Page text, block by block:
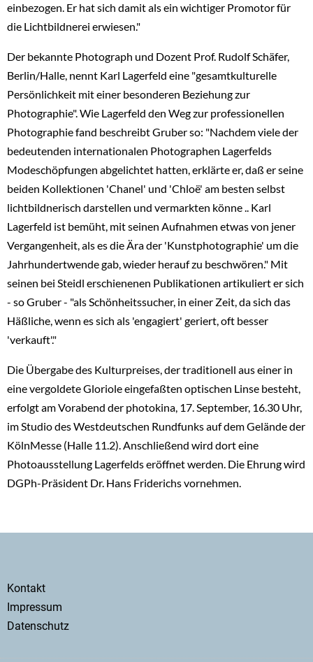
einbezogen. Er hat sich damit als ein wichtiger Promotor für
die Lichtbildnerei erwiesen."
Der bekannte Photograph und Dozent Prof. Rudolf Schäfer,
Berlin/Halle, nennt Karl Lagerfeld eine "gesamtkulturelle
Persönlichkeit mit einer besonderen Beziehung zur
Photographie". Wie Lagerfeld den Weg zur professionellen
Photographie fand beschreibt Gruber so: "Nachdem viele der
bedeutenden internationalen Photographen Lagerfelds
Modeschöpfungen abgelichtet hatten, erklärte er, daß er seine
beiden Kollektionen 'Chanel' und 'Chloë' am besten selbst
lichtbildnerisch darstellen und vermarkten könne .. Karl
Lagerfeld ist bemüht, mit seinen Aufnahmen etwas von jener
Vergangenheit, als es die Ära der 'Kunstphotographie' um die
Jahrhundertwende gab, wieder herauf zu beschwören." Mit
seinen bei Steidl erschienenen Publikationen artikuliert er sich
- so Gruber - "als Schönheitssucher, in einer Zeit, da sich das
Häßliche, wenn es sich als 'engagiert' geriert, oft besser
'verkauft'."
Die Übergabe des Kulturpreises, der traditionell aus einer in
eine vergoldete Gloriole eingefaßten optischen Linse besteht,
erfolgt am Vorabend der photokina, 17. September, 16.30 Uhr,
im Studio des Westdeutschen Rundfunks auf dem Gelände der
KölnMesse (Halle 11.2). Anschließend wird dort eine
Photoausstellung Lagerfelds eröffnet werden. Die Ehrung wird
DGPh-Präsident Dr. Hans Friderichs vornehmen.
Secondary
menu
Kontakt
Impressum
Datenschutz